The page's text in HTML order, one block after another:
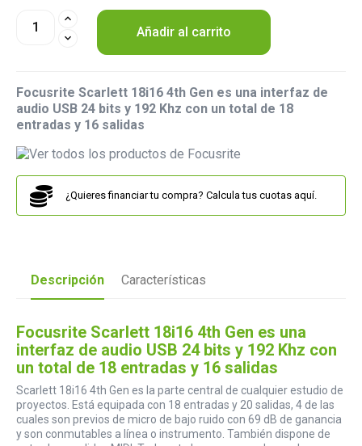
Añadir al carrito
Focusrite Scarlett 18i16 4th Gen es una interfaz de
audio USB 24 bits y 192 Khz con un total de 18
entradas y 16 salidas
¿Quieres financiar tu compra? Calcula tus cuotas aquí.
Descripción Características
Focusrite Scarlett 18i16 4th Gen es una
interfaz de audio USB 24 bits y 192 Khz con
un total de 18 entradas y 16 salidas
Scarlett 18i16 4th Gen es la parte central de cualquier estudio de
proyectos. Está equipada con 18 entradas y 20 salidas, 4 de las
cuales son previos de micro de bajo ruido con 69 dB de ganancia
y son conmutables a línea o instrumento. También dispone de